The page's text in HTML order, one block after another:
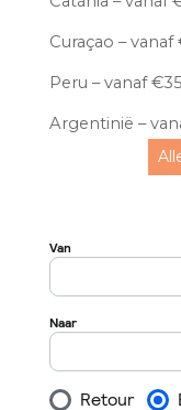
Curaçao – vanaf
Peru – vanaf
Argentinië –